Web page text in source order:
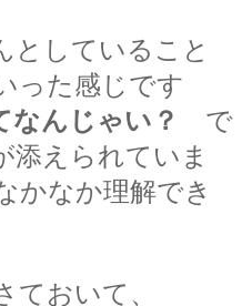
としていること
った感じです
なんじゃい？
で
添えられていま
かなか理解でき
ておいて、